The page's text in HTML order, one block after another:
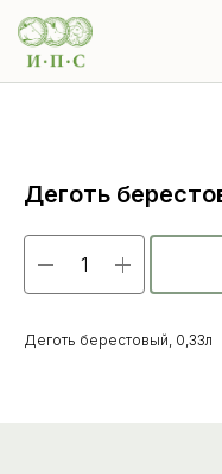
Деготь
Деготь берестовый, 0,33л